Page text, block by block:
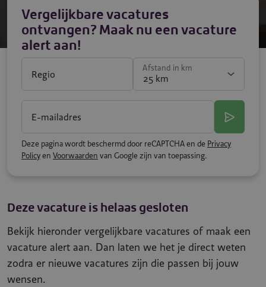
Deze vacature is helaas gesloten
Bekijk hieronder vergelijkbare vacatures of maak een
vacature alert aan. Dan laten we het je direct weten
zodra er nieuwe vacatures zijn die passen bij jouw
wensen.
Vergelijkbare vacatures
ontvangen? Maak nu een vacature
alert aan!
Regio
Afstand in km
E-mailadres
Deze pagina wordt beschermd door reCAPTCHA en de Privacy
Policyen Voorwaarden van Google zijn van toepassing.